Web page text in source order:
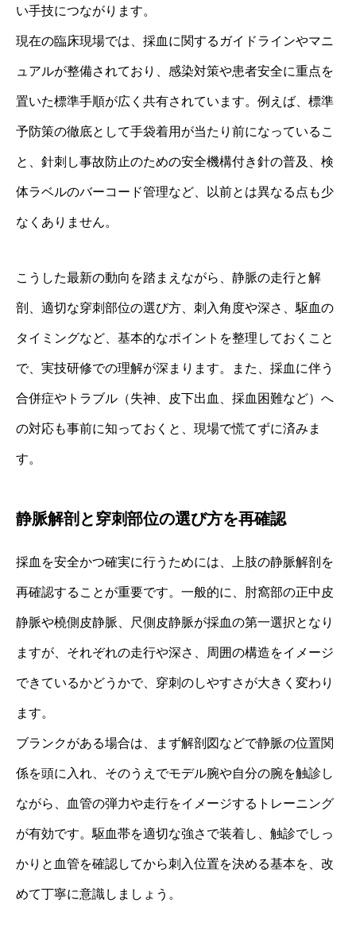
い手技につながります。
現在の臨床現場では、採血に関するガイドラインやマニ
ュアルが整備されており、感染対策や患者安全に重点を
置いた標準手順が広く共有されています。例えば、標準
予防策の徹底として手袋着用が当たり前になっているこ
と、針刺し事故防止のための安全機構付き針の普及、検
体ラベルのバーコード管理など、以前とは異なる点も少
なくありません。
こうした最新の動向を踏まえながら、静脈の走行と解
剖、適切な穿刺部位の選び方、刺入角度や深さ、駆血の
タイミングなど、基本的なポイントを整理しておくこと
で、実技研修での理解が深まります。また、採血に伴う
合併症やトラブル（失神、皮下出血、採血困難など）へ
の対応も事前に知っておくと、現場で慌てずに済みま
す。
静脈解剖と穿刺部位の選び方を再確認
採血を安全かつ確実に行うためには、上肢の静脈解剖を
再確認することが重要です。一般的に、肘窩部の正中皮
静脈や橈側皮静脈、尺側皮静脈が採血の第一選択となり
ますが、それぞれの走行や深さ、周囲の構造をイメージ
できているかどうかで、穿刺のしやすさが大きく変わり
ます。
ブランクがある場合は、まず解剖図などで静脈の位置関
係を頭に入れ、そのうえでモデル腕や自分の腕を触診し
ながら、血管の弾力や走行をイメージするトレーニング
が有効です。駆血帯を適切な強さで装着し、触診でしっ
かりと血管を確認してから刺入位置を決める基本を、改
めて丁寧に意識しましょう。